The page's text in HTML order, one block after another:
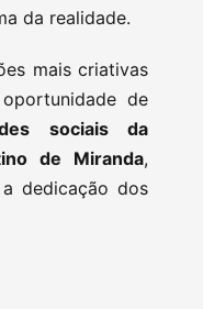
da realidade.
mais criativas
de
sociais da
de Miranda,
dedicação dos